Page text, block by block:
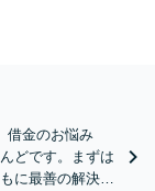
借金のお悩み
どです。まずは
に最善の解決策